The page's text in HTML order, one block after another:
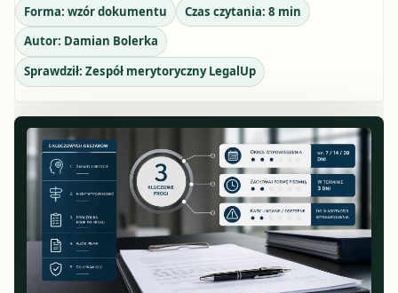
Forma: wzór dokumentu Czas czytania: 8 min
Autor: Damian Bolerka
Sprawdził: Zespół merytoryczny LegalUp